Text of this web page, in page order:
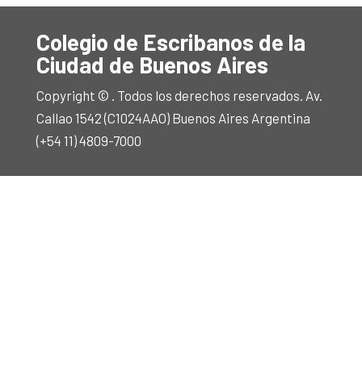
Colegio de Escribanos de la
Ciudad de Buenos Aires
Copyright © . Todos los derechos reservados. Av.
Callao 1542 (C1024AAO) Buenos Aires Argentina
(+54 11) 4809-7000